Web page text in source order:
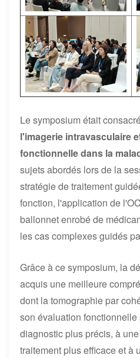
Le symposium était
l'imagerie intravasculaire
fonctionnelle dans la
sujets abordés lors de la
stratégie de traitement
fonction, l'application de
ballonnet enrobé de
les cas complexes guidés
Grâce à ce symposium, la
acquis une meilleure
dont la tomographie par
son évaluation
diagnostic plus précis, à
traitement plus efficace et à